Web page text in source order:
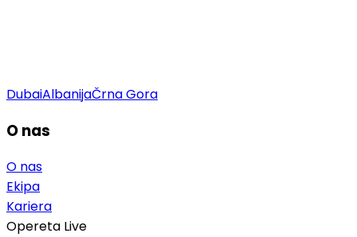
DubaiAlbanijaČrna Gora
O nas
O nas
Ekipa
Kariera
Opereta Live